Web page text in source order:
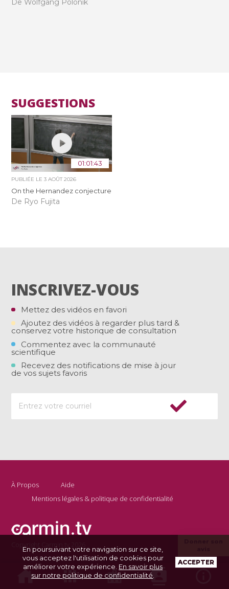
De Wolfgang Polonik
SUGGESTIONS
01:01:43
PUBLIÉE LE3 AOÛT 2026
On the Hernandez conjecture
De Ryo Fujita
INSCRIVEZ-VOUS
Mettez des vidéos en favori
Ajoutez des vidéos à regarder plus tard &
conservez votre historique de consultation
Commentez avec la communauté
scientifique
Recevez des notifications de mise à jour
de vos sujets favoris
À Propos
Aide
Mentions légales & politique de confidentialité
Copyright Carmin.tv 2026
En poursuivant votre navigation sur ce site,
vous acceptez l'utilisation de cookies pour
améliorer votre expérience. En savoir plus
sur notre politique de confidentialité
ACCEPTER